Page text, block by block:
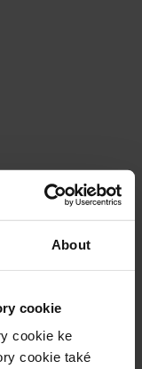
About
cookie
cookie ke
cookie také